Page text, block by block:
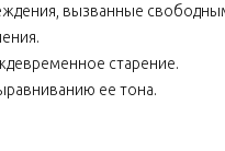
вызванные
старение.
ее тона.